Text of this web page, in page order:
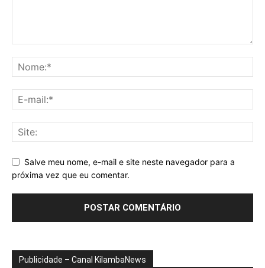
Salve meu nome, e-mail e site neste navegador para a
próxima vez que eu comentar.
Publicidade – Canal KilambaNews